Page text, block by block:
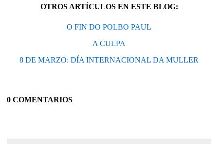
OTROS ARTÍCULOS EN ESTE BLOG:
O FIN DO POLBO PAUL
A CULPA
8 DE MARZO: DÍA INTERNACIONAL DA MULLER
0 COMENTARIOS